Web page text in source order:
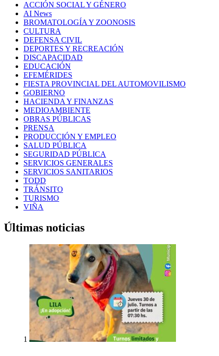
ACCIÓN SOCIAL Y GÉNERO
AI News
BROMATOLOGÍA Y ZOONOSIS
CULTURA
DEFENSA CIVIL
DEPORTES Y RECREACIÓN
DISCAPACIDAD
EDUCACIÓN
EFEMÉRIDES
FIESTA PROVINCIAL DEL AUTOMOVILISMO
GOBIERNO
HACIENDA Y FINANZAS
MEDIOAMBIENTE
OBRAS PÚBLICAS
PRENSA
PRODUCCIÓN Y EMPLEO
SALUD PÚBLICA
SEGURIDAD PÚBLICA
SERVICIOS GENERALES
SERVICIOS SANITARIOS
TODD
TRÁNSITO
TURISMO
VIÑA
Últimas noticias
1